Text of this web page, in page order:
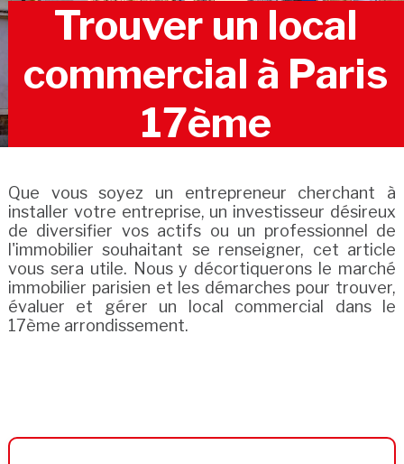
Trouver un local
commercial à Paris
17ème
Que vous soyez un entrepreneur cherchant à
installer votre entreprise, un investisseur désireux
de diversifier vos actifs ou un professionnel de
l'immobilier souhaitant se renseigner, cet article
vous sera utile. Nous y décortiquerons le marché
immobilier parisien et les démarches pour trouver,
évaluer et gérer un local commercial dans le
17ème arrondissement.